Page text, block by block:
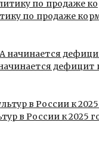
по продаже
дефицит
в России к 2025